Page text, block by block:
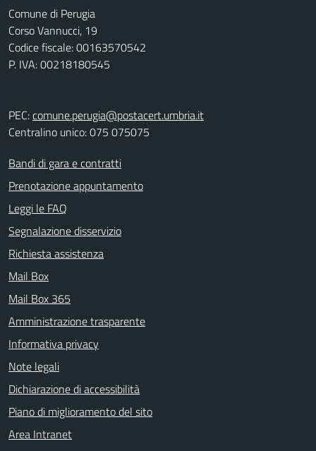
Comune di Perugia
Corso Vannucci, 19
Codice fiscale: 00163570542
P. IVA: 00218180545
PEC:comune.perugia@postacert.umbria.it
Centralino unico: 075 075075
Bandi di gara e contratti
Prenotazione appuntamento
Leggi le FAQ
Segnalazione disservizio
Richiesta assistenza
Mail Box
Mail Box 365
Amministrazione trasparente
Informativa privacy
Note legali
Dichiarazione di accessibilità
Piano di miglioramento del sito
Area Intranet